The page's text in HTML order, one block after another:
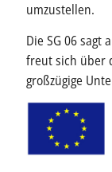
umzustellen.
Die SG 06 sagt
freut sich über
großzügige